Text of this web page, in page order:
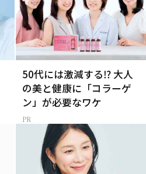
50代には激減する⁉ 大人
の美と健康に「コラーゲ
ン」が必要なワケ